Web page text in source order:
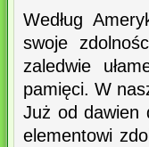
Według
swoje
zaledwie
pamięci. W
Już od dawien
elementowi